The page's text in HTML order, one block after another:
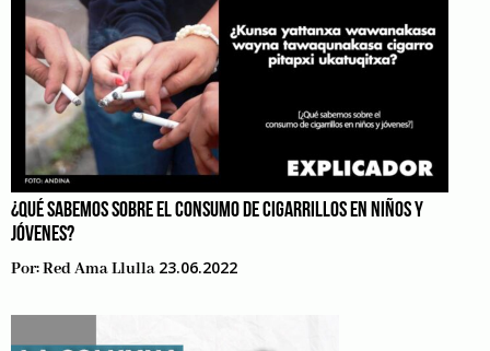
¿QUÉ SABEMOS SOBRE EL CONSUMO DE CIGARRILLOS EN NIÑOS Y
JÓVENES?
Por:Red Ama Llulla 23.06.2022